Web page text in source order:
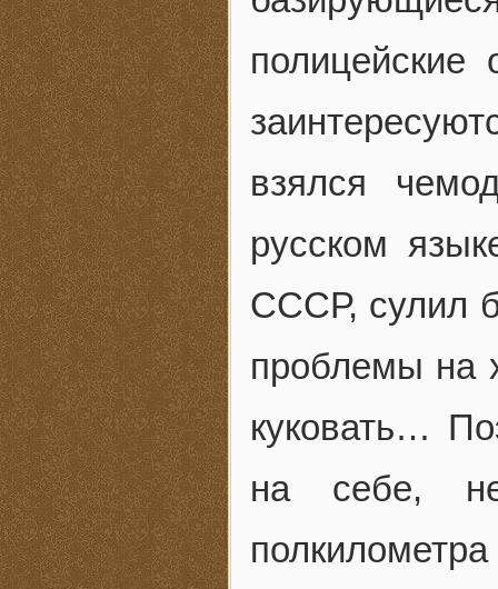
взялся
русском
СССР, сулил
проблемы на
куковать…
на себе,